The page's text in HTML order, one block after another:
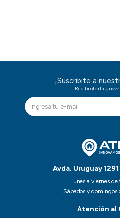
Avda. Uruguay
Lunes a viernes de
Sábados y domingos
Atención al
¡Suscribite a
Recibi ofertas,